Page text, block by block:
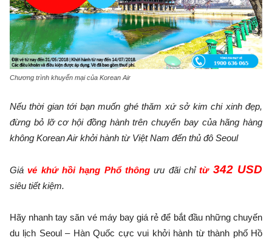
Chương trình khuyến mại của Korean Air
Nếu thời gian tới bạn muốn ghé thăm xứ sở kim chi xinh đẹp,
đừng bỏ lỡ cơ hội đồng hành trên chuyến bay của hãng hàng
không Korean Air khởi hành từ Việt Nam đến thủ đô Seoul
Giávé khứ hồi hạng Phổ thông ưu đãi chỉtừ 342 USD
siêu tiết kiệm.
Hãy nhanh tay săn vé máy bay giá rẻ để bắt đầu những chuyến
du lịch Seoul – Hàn Quốc cực vui khởi hành từ thành phố Hồ